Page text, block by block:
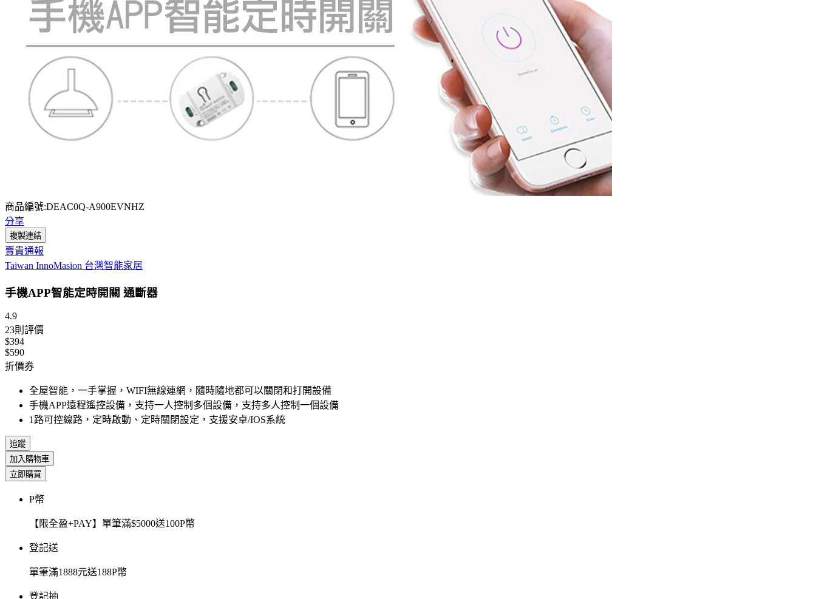
商品編號:DEAC0Q-A900EVNHZ
分享
複製連結
賣貴通報
Taiwan InnoMasion 台灣智能家居
手機APP智能定時開關 通斷器
4.9
23則評價
$394
$590
折價券
全屋智能，一手掌握，WIFI無線連網，隨時隨地都可以關閉和打開設備
手機APP遠程遙控設備，支持一人控制多個設備，支持多人控制一個設備
1路可控線路，定時啟動、定時關閉設定，支援安卓/IOS系統
追蹤
加入購物車
立即購買
P幣
【限全盈+PAY】單筆滿$5000送100P幣
登記送
單筆滿1888元送188P幣
登記抽